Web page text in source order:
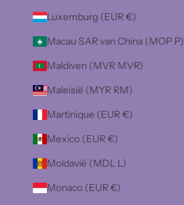
Luxemburg (EUR €)
Macau SAR van China (MOP P)
Maldiven (MVR MVR)
Maleisië (MYR RM)
Martinique (EUR €)
Mexico (EUR €)
Moldavië (MDL L)
Monaco (EUR €)